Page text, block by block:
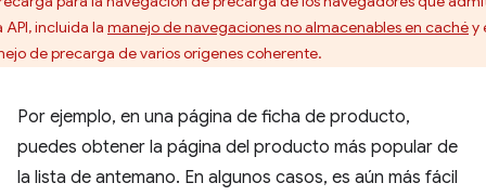
API, incluida la manejo de navegaciones no almacenables en cachéy
de precarga de varios orígenes coherente.
Por ejemplo, en una página de ficha de producto,
puedes obtener la página del producto más popular de
la lista de antemano. En algunos casos, es aún más fácil